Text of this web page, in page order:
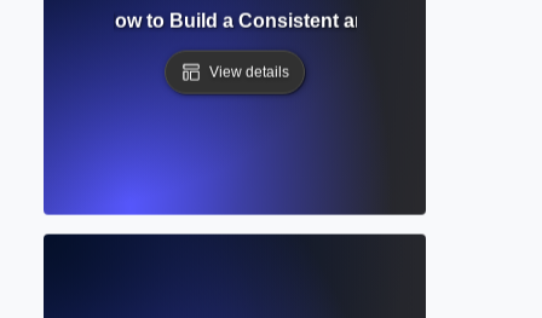
How to Build a Consistent and Productive
View details